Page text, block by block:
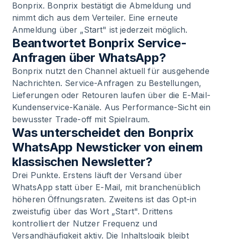
Bonprix. Bonprix bestätigt die Abmeldung und
nimmt dich aus dem Verteiler. Eine erneute
Anmeldung über „Start" ist jederzeit möglich.
Beantwortet Bonprix Service-
Anfragen über WhatsApp?
Bonprix nutzt den Channel aktuell für ausgehende
Nachrichten. Service-Anfragen zu Bestellungen,
Lieferungen oder Retouren laufen über die E-Mail-
Kundenservice-Kanäle. Aus Performance-Sicht ein
bewusster Trade-off mit Spielraum.
Was unterscheidet den Bonprix
WhatsApp Newsticker von einem
klassischen Newsletter?
Drei Punkte. Erstens läuft der Versand über
WhatsApp statt über E-Mail, mit branchenüblich
höheren Öffnungsraten. Zweitens ist das Opt-in
zweistufig über das Wort „Start". Drittens
kontrolliert der Nutzer Frequenz und
Versandhäufigkeit aktiv. Die Inhaltslogik bleibt